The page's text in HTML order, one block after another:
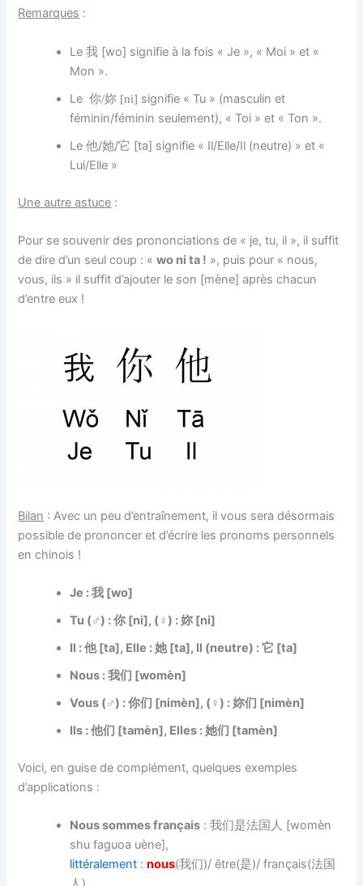
Remarques :
Le 我 [wo] signifie à la fois « Je », « Moi » et «
Mon ».
Le你/妳 [ni] signifie « Tu » (masculin et
féminin/féminin seulement), « Toi » et « Ton ».
Le 他/她/它 [ta] signifie « Il/Elle/Il (neutre) » et «
Lui/Elle »
Une autre astuce :
Pour se souvenir des prononciations de « je, tu, il », il suffit
de dire d’un seul coup : «wo ni ta ! », puis pour « nous,
vous, ils » il suffit d’ajouter le son [mène] après chacun
d’entre eux !
Bilan : Avec un peu d’entraînement, il vous sera désormais
possible de prononcer et d’écrire les pronoms personnels
en chinois !
Je : 我 [wo]
Tu (♂) : 你 [ni], (♀) : 妳 [ni]
Il : 他 [ta], Elle : 她 [ta], Il (neutre) : 它 [ta]
Nous : 我们 [womèn]
Vous (♂) : 你们 [nimèn], (♀) : 妳们 [nimèn]
Ils : 他们 [tamèn], Elles : 她们 [tamèn]
Voici, en guise de complément, quelques exemples
d’applications :
Nous sommes français : 我们是法国人 [womèn
shu faguoa uène],
littéralement :nous(我们)/ être(是)/ français(法国